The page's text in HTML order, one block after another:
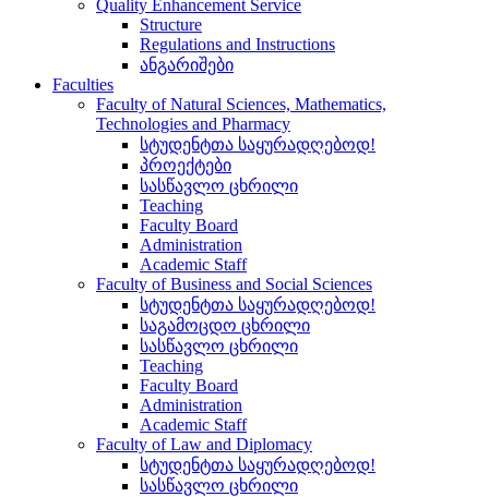
Quality Enhancement Service
Structure
Regulations and Instructions
ანგარიშები
Faculties
Faculty of Natural Sciences, Mathematics,
Technologies and Pharmacy
სტუდენტთა საყურადღებოდ!
პროექტები
სასწავლო ცხრილი
Teaching
Faculty Board
Administration
Academic Staff
Faculty of Business and Social Sciences
სტუდენტთა საყურადღებოდ!
საგამოცდო ცხრილი
სასწავლო ცხრილი
Teaching
Faculty Board
Administration
Academic Staff
Faculty of Law and Diplomacy
სტუდენტთა საყურადღებოდ!
სასწავლო ცხრილი